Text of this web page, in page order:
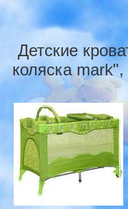
Детские
коляска